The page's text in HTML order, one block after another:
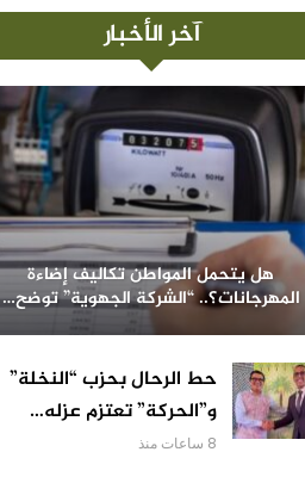
آخر الأخبار
هل يتحمل المواطن تكاليف إضاءة
المهرجانات؟.. “الشركة الجهوية” توضح…
حط الرحال بحزب “النخلة”
و”الحركة” تعتزم عزله…
8 ساعات منذ